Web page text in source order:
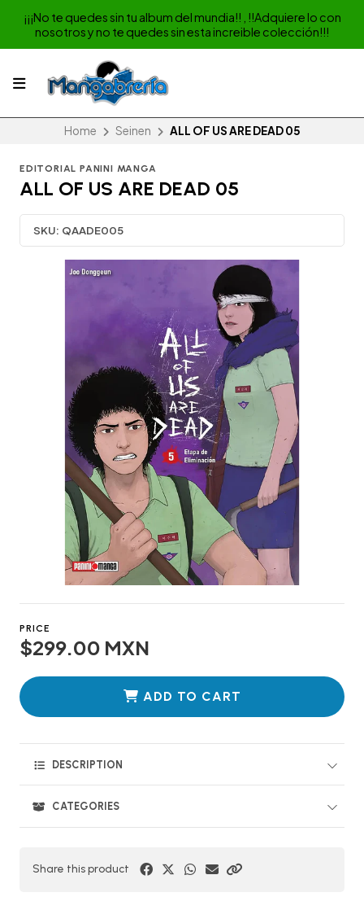
¡¡¡No te quedes sin tu album del mundia!! , !!Adquiere lo con
nosotros y no te quedes sin esta increible colección!!!
Home Seinen ALL OF US ARE DEAD 05
EDITORIAL PANINI MANGA
ALL OF US ARE DEAD 05
SKU: QAADE005
PRICE
$299.00 MXN
ADD TO CART
DESCRIPTION
CATEGORIES
Share this product